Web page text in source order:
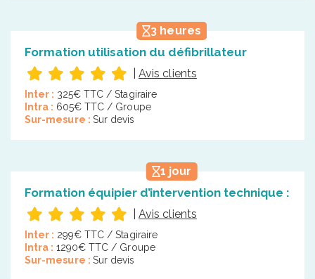
3 heures
Formation utilisation du défibrillateur
Avis clients
Inter : 325€ TTC / Stagiraire
Intra : 605€ TTC / Groupe
Sur-mesure : Sur devis
1 jour
Formation équipier d’intervention technique :
Avis clients
Inter : 299€ TTC / Stagiraire
Intra : 1290€ TTC / Groupe
Sur-mesure : Sur devis